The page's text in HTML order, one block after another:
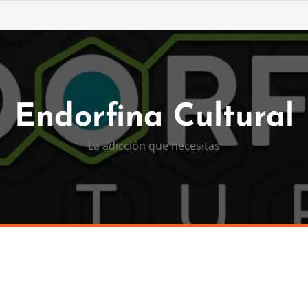
Endorfina Cultural
La adicción que necesitas